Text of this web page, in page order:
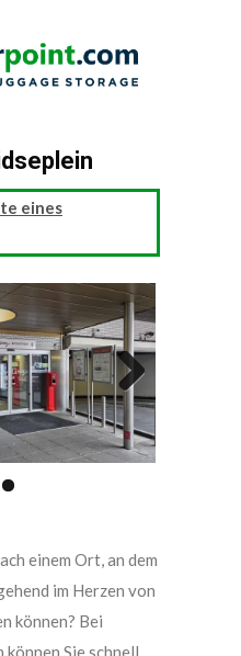
eines
Next
einem Ort, an dem
im Herzen von
können? Bei
Sie schnell